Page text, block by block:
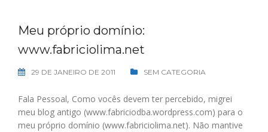
Meu próprio domínio:
www.fabriciolima.net
29 DE JANEIRO DE 2011 SEM CATEGORIA
Fala Pessoal, Como vocês devem ter percebido, migrei
meu blog antigo (www.fabriciodba.wordpress.com) para o
meu próprio domínio (www.fabriciolima.net). Não mantive